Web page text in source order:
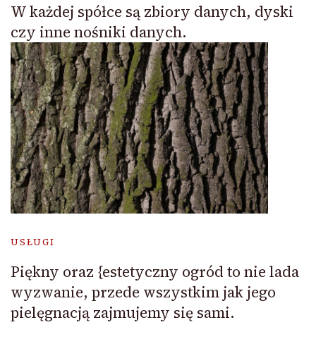
W każdej spółce są zbiory danych, dyski
czy inne nośniki danych.
USŁUGI
Piękny oraz {estetyczny ogród to nie lada
wyzwanie, przede wszystkim jak jego
pielęgnacją zajmujemy się sami.